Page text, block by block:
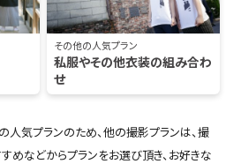
その他の人気プラン
私服やその他衣装の組み合わ
せ
人気プランのため、他の撮影プランは、撮
めなどからプランをお選び頂き、お好きな